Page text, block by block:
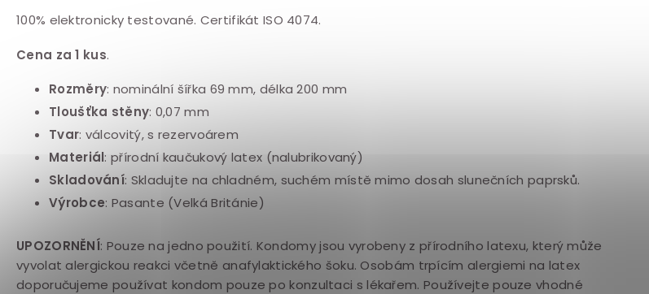
100% elektronicky testované. Certifikát ISO 4074.
Cena za 1 kus.
Rozměry: nominální šířka 69 mm, délka 200 mm
Tloušťka stěny: 0,07 mm
Tvar: válcovitý, s rezervoárem
Materiál: přírodní kaučukový latex (nalubrikovaný)
Skladování: Skladujte na chladném, suchém místě mimo dosah slunečních paprsků.
Výrobce: Pasante (Velká Británie)
UPOZORNĚNÍ: Pouze na jedno použití. Kondomy jsou vyrobeny z přírodního latexu, který může
vyvolat alergickou reakci včetně anafylaktického šoku. Osobám trpícím alergiemi na latex
doporučujeme používat kondom pouze po konzultaci s lékařem. Používejte pouze vhodné